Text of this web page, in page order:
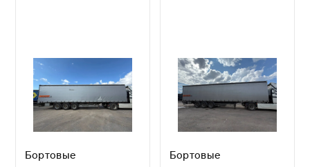
Бортовые Бортовые